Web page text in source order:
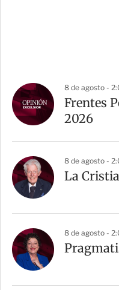
8 de agosto -
Frentes
2026
8 de agosto -
La
8 de agosto -